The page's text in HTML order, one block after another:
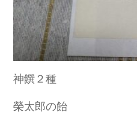
神饌２種
榮太郎の飴